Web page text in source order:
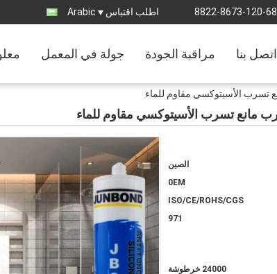
86-021-3768-2288 اطلب اقتباس Arabic
جولة في المعمل مراقبة الجودة اتصل بنا
الصين
0EM
ISO/CE/ROHS/CGS
971
24000 خرطوشة